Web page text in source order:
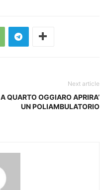
Next article
A QUARTO OGGIARO APRIRA’
UN POLIAMBULATORIO